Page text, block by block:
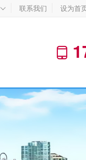
 联系我们 设为首
